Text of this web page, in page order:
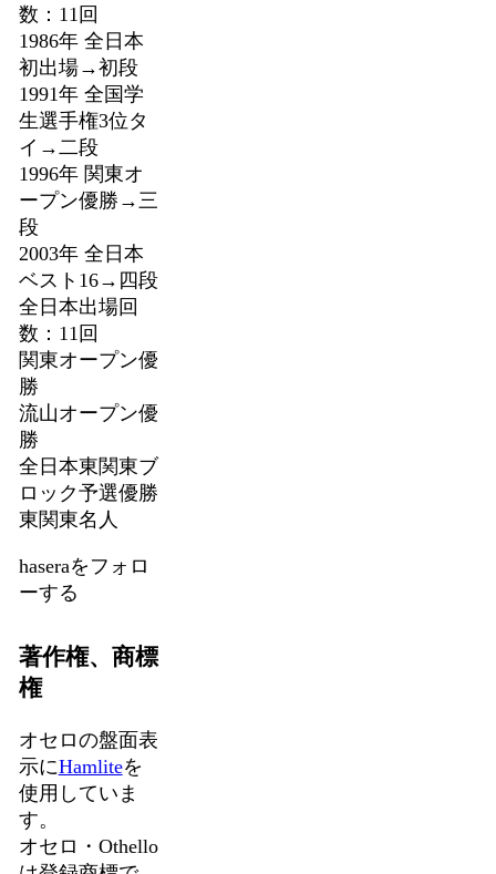
数：11回
1986年 全日本
初出場→初段
1991年 全国学
生選手権3位タ
イ→二段
1996年 関東オ
ープン優勝→三
段
2003年 全日本
ベスト16→四段
全日本出場回
数：11回
関東オープン優
勝
流山オープン優
勝
全日本東関東ブ
ロック予選優勝
東関東名人
haseraをフォロ
ーする
著作権、商標
権
オセロの盤面表
示にHamliteを
使用していま
す。
オセロ・Othello